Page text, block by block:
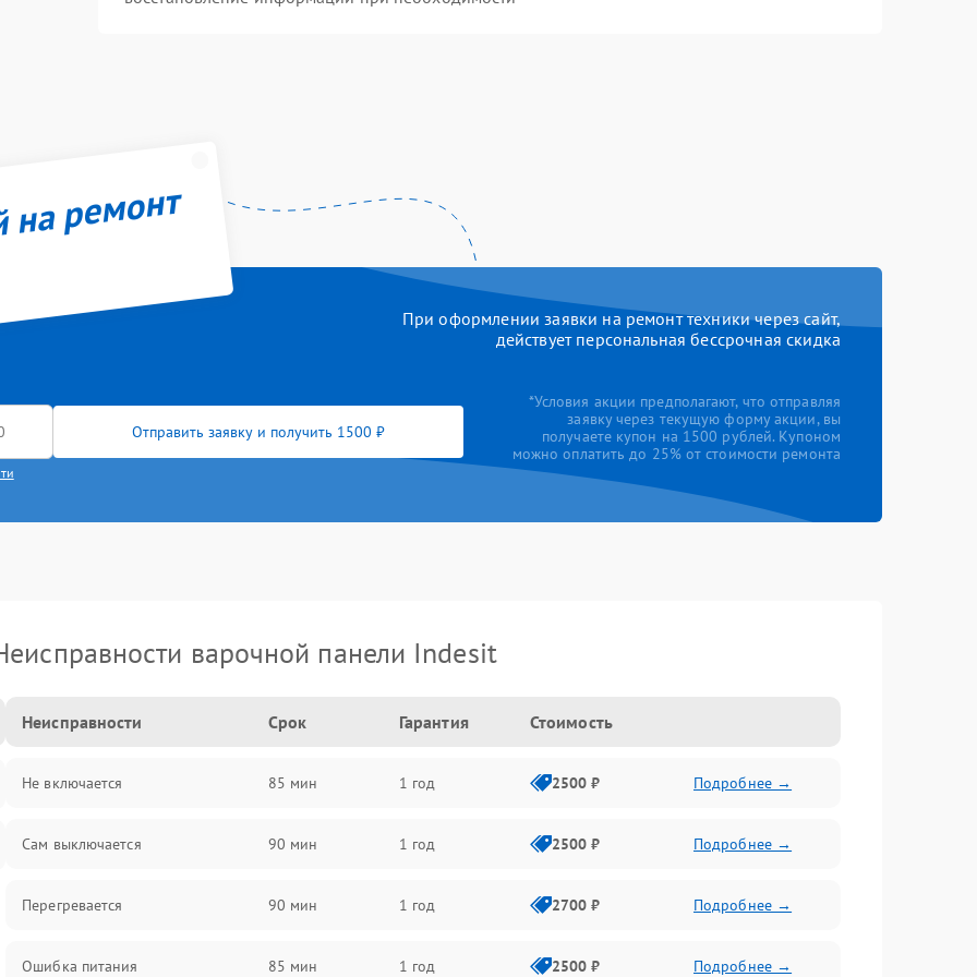
ремонт
При оформлении заявки на ремонт техники через сайт,
действует персональная бессрочная скидка
Отправить заявку и получить 1500 ₽
*Условия акции предполагают, что отправляя
заявку через текущую форму акции, вы
получаете купон на 1500 рублей. Купоном
можно оплатить до 25% от стоимости ремонта
варочной панели Indesit
Неисправности Срок Гарантия Стоимость
Не включается 85 мин 1 год 2500 ₽ Подробнее →
Сам выключается 90 мин 1 год 2500 ₽ Подробнее →
Перегревается 90 мин 1 год 2700 ₽ Подробнее →
Ошибка питания 85 мин 1 год 2500 ₽ Подробнее →